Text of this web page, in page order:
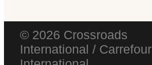
© 2026 Crossroads
International / Carrefour